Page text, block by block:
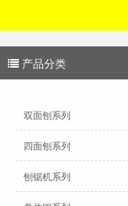
产品分类
双面刨系列
四面刨系列
刨锯机系列